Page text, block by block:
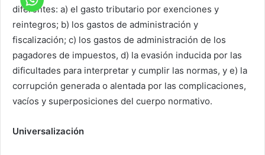
diferentes: a) el gasto tributario por exenciones y
reintegros; b) los gastos de administración y
fiscalización; c) los gastos de administración de los
pagadores de impuestos, d) la evasión inducida por las
dificultades para interpretar y cumplir las normas, y e) la
corrupción generada o alentada por las complicaciones,
vacíos y superposiciones del cuerpo normativo.
Universalización